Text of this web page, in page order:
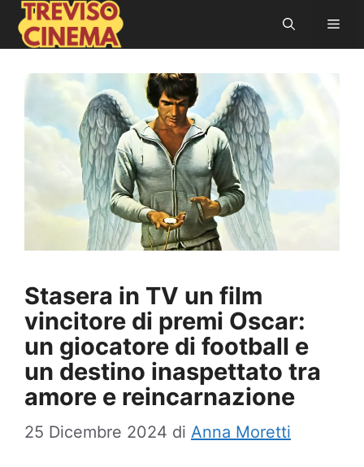
Vai
contenuto
Stasera in TV un film
vincitore di premi Oscar:
un giocatore di football e
un destino inaspettato tra
amore e reincarnazione
25 Dicembre 2024 di Anna Moretti